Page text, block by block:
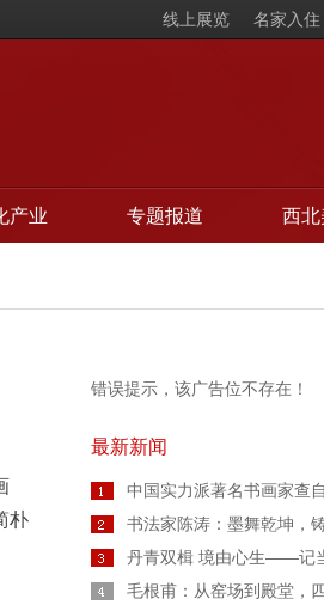
线上展览 名家入住
产业 专题报道 西
朴
错误提示，该广告位不存在！
最新新闻